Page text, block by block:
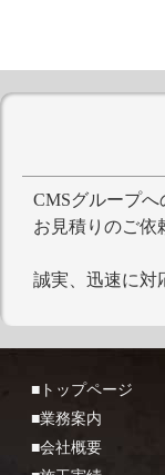
CMSグループ
お見積りのご依
誠実、迅速に対
■トップページ
■業務案内
■会社概要